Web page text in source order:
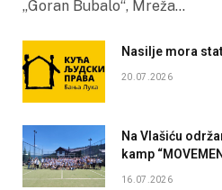
„Goran Bubalo“, Mreža…
Nasilje mora
20.07.2026
Na Vlašiću
kamp
16.07.2026